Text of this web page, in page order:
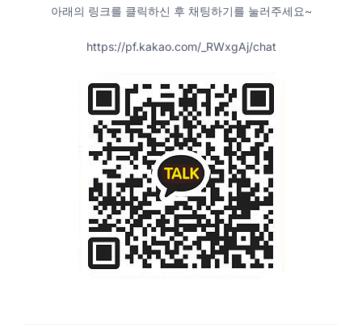
아래의 링크를 클릭하신 후 채팅하기를 눌러주세요~
https://pf.kakao.com/_RWxgAj/chat